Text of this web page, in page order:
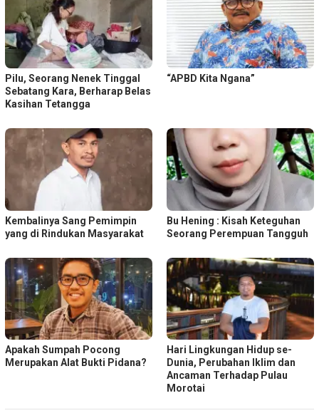
Pilu, Seorang Nenek Tinggal
Sebatang Kara, Berharap Belas
Kasihan Tetangga
“APBD Kita Ngana”
Kembalinya Sang Pemimpin
yang di Rindukan Masyarakat
Bu Hening : Kisah Keteguhan
Seorang Perempuan Tangguh
Apakah Sumpah Pocong
Merupakan Alat Bukti Pidana?
Hari Lingkungan Hidup se-
Dunia, Perubahan Iklim dan
Ancaman Terhadap Pulau
Morotai